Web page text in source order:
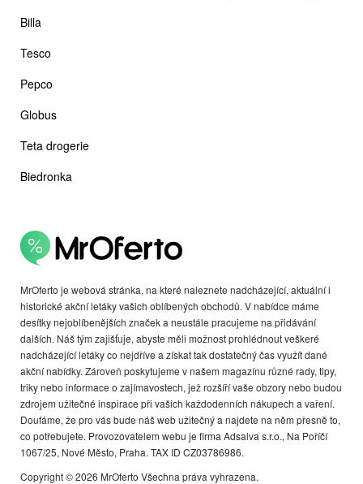
MrOferto je webová stránka, na které naleznete nadcházející, aktuální i
historické akční letáky vašich oblíbených obchodů. V nabídce máme
desítky nejoblíbenějších značek a neustále pracujeme na přidávání
dalších. Náš tým zajišťuje, abyste měli možnost prohlédnout veškeré
nadcházející letáky co nejdříve a získat tak dostatečný čas využít dané
akční nabídky. Zároveň poskytujeme v našem magazínu různé rady, tipy,
triky nebo informace o zajímavostech, jež rozšíří vaše obzory nebo budou
zdrojem užitečné inspirace při vašich každodenních nákupech a vaření.
Doufáme, že pro vás bude náš web užitečný a najdete na něm přesně to,
co potřebujete. Provozovatelem webu je firma Adsalva s.r.o., Na Poříčí
1067/25, Nové Město, Praha. TAX ID CZ03786986.
Copyright © 2026 MrOferto Všechna práva vyhrazena.
Billa
Tesco
Pepco
Globus
Teta drogerie
Biedronka